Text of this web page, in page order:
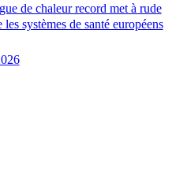
de chaleur record met à rude
les systèmes de santé européens